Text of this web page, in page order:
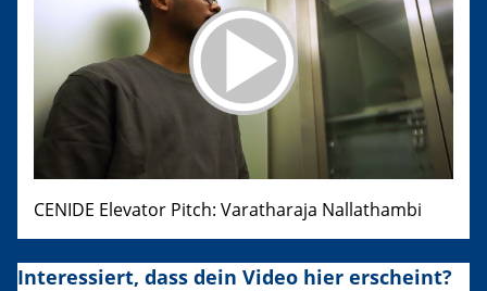
CENIDE Elevator Pitch: Varatharaja Nallathambi
Interessiert, dass dein Video hier erscheint?